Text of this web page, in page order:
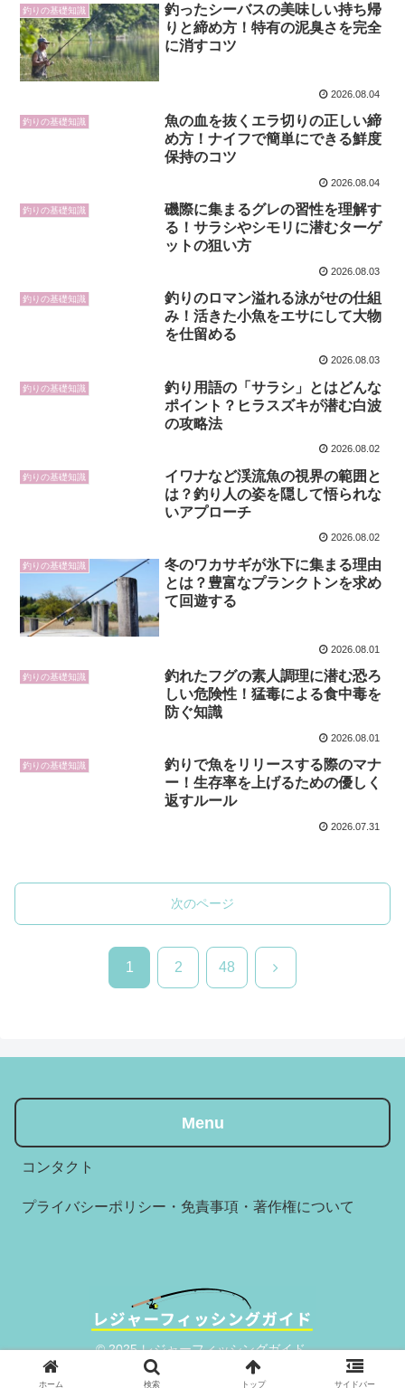
釣りの基礎知識
釣ったシーバスの美味しい持ち帰
りと締め方！特有の泥臭さを完全
に消すコツ
2026.08.04
釣りの基礎知識
魚の血を抜くエラ切りの正しい締
め方！ナイフで簡単にできる鮮度
保持のコツ
2026.08.04
釣りの基礎知識
磯際に集まるグレの習性を理解す
る！サラシやシモリに潜むターゲ
ットの狙い方
2026.08.03
釣りの基礎知識
釣りのロマン溢れる泳がせの仕組
み！活きた小魚をエサにして大物
を仕留める
2026.08.03
釣りの基礎知識
釣り用語の「サラシ」とはどんな
ポイント？ヒラスズキが潜む白波
の攻略法
2026.08.02
釣りの基礎知識
イワナなど渓流魚の視界の範囲と
は？釣り人の姿を隠して悟られな
いアプローチ
2026.08.02
釣りの基礎知識
冬のワカサギが氷下に集まる理由
とは？豊富なプランクトンを求め
て回遊する
2026.08.01
釣りの基礎知識
釣れたフグの素人調理に潜む恐ろ
しい危険性！猛毒による食中毒を
防ぐ知識
2026.08.01
釣りの基礎知識
釣りで魚をリリースする際のマナ
ー！生存率を上げるための優しく
返すルール
2026.07.31
次のページ
1 2 48 次
Menu
コンタクト
プライバシーポリシー・免責事項・著作権について
© 2025 レジャーフィッシングガイド.
ホーム 検索 トップ サイドバー